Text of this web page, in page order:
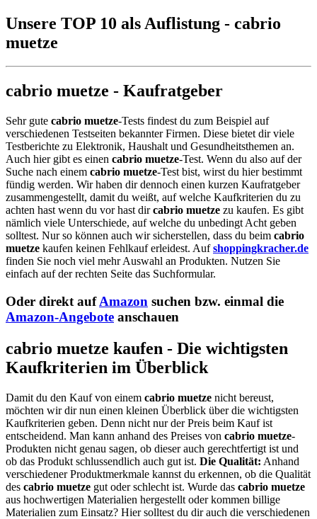
Unsere TOP 10 als Auflistung - cabrio
muetze
cabrio muetze - Kaufratgeber
Sehr gute cabrio muetze-Tests findest du zum Beispiel auf
verschiedenen Testseiten bekannter Firmen. Diese bietet dir viele
Testberichte zu Elektronik, Haushalt und Gesundheitsthemen an.
Auch hier gibt es einen cabrio muetze-Test. Wenn du also auf der
Suche nach einem cabrio muetze-Test bist, wirst du hier bestimmt
fündig werden. Wir haben dir dennoch einen kurzen Kaufratgeber
zusammengestellt, damit du weißt, auf welche Kaufkriterien du zu
achten hast wenn du vor hast dircabrio muetze zu kaufen. Es gibt
nämlich viele Unterschiede, auf welche du unbedingt Acht geben
solltest. Nur so können auch wir sicherstellen, dass du beim cabrio
muetze kaufen keinen Fehlkauf erleidest. Aufshoppingkracher.de
finden Sie noch viel mehr Auswahl an Produkten. Nutzen Sie
einfach auf der rechten Seite das Suchformular.
Oder direkt aufAmazon suchen bzw. einmal die
Amazon-Angebote anschauen
cabrio muetze kaufen - Die wichtigsten
Kaufkriterien im Überblick
Damit du den Kauf von einem cabrio muetze nicht bereust,
möchten wir dir nun einen kleinen Überblick über die wichtigsten
Kaufkriterien geben. Denn nicht nur der Preis beim Kauf ist
entscheidend. Man kann anhand des Preises von cabrio muetze-
Produkten nicht genau sagen, ob dieser auch gerechtfertigt ist und
ob das Produkt schlussendlich auch gut ist. Die Qualität: Anhand
verschiedener Produktmerkmale kannst du erkennen, ob die Qualität
des cabrio muetze gut oder schlecht ist. Wurde das cabrio muetze
aus hochwertigen Materialien hergestellt oder kommen billige
Materialien zum Einsatz? Hier solltest du dir auch die verschiedenen